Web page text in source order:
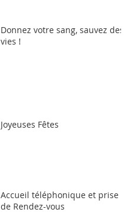
Donnez votre sang, sauvez des
vies !
Joyeuses Fêtes
Accueil téléphonique et prise
de Rendez-vous